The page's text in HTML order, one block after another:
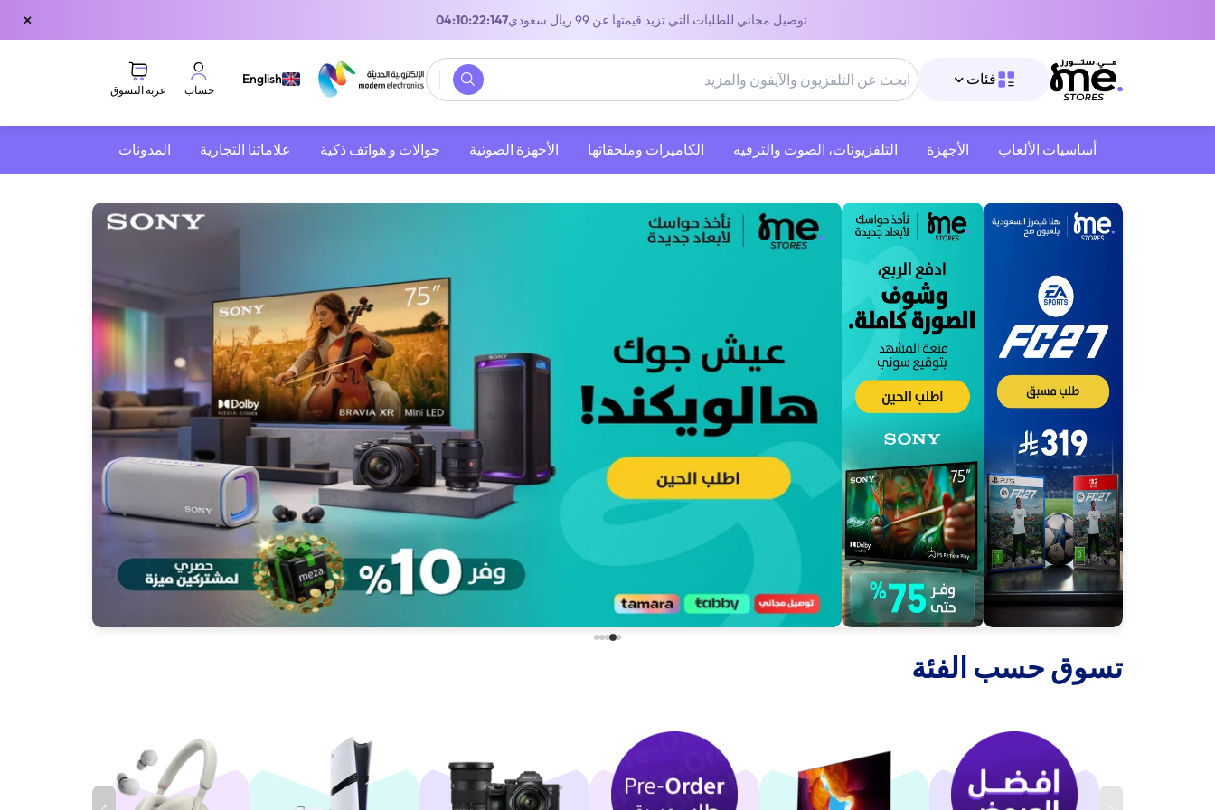
توصيل مجاني للطلبات التي تزيد قيمتها عن 99 ريال سعودي 02:10:22:147
×
فئات English
حساب عربة التسوق
أساسيات الألعاب الأجهزة التلفزيونات، الصوت والترفيه ‫الكاميرات وملحقاتها‬ الأجهزة الصوتية جوالات و هواتف ذكية علاماتنا التجارية المدونات
‫تسوق حسب الفئة‬